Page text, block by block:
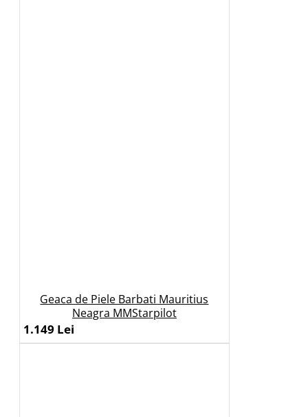
Geaca de Piele Barbati Mauritius
Neagra MMStarpilot
1.149 Lei